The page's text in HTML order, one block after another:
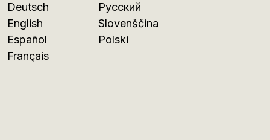
Deutsch
English
Español
Français
Русский
Slovenščina
Polski